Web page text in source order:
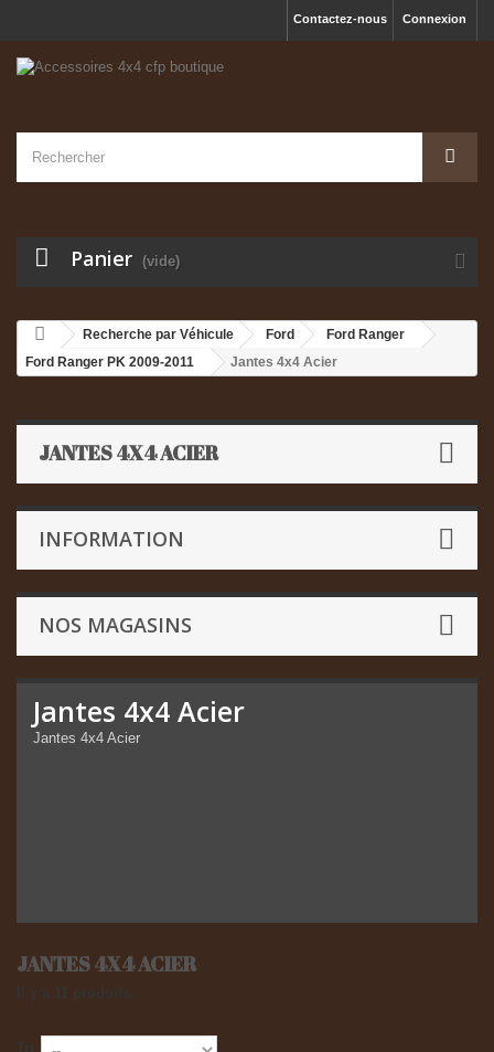
Connexion
Contactez-nous
Panier (vide)
Recherche par Véhicule Ford
Ford Ranger
Ford Ranger PK 2009-2011
Jantes 4x4 Acier
JANTES 4X4 ACIER
INFORMATION
NOS MAGASINS
Jantes 4x4 Acier
Jantes 4x4 Acier
JANTES 4X4 ACIER